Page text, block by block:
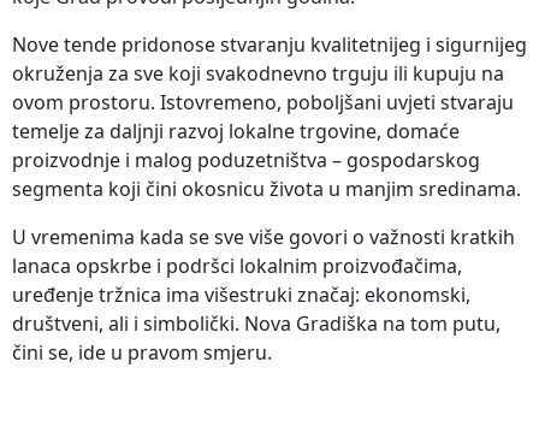
Nove tende pridonose stvaranju kvalitetnijeg i sigurnijeg
okruženja za sve koji svakodnevno trguju ili kupuju na
ovom prostoru. Istovremeno, poboljšani uvjeti stvaraju
temelje za daljnji razvoj lokalne trgovine, domaće
proizvodnje i malog poduzetništva – gospodarskog
segmenta koji čini okosnicu života u manjim sredinama.
U vremenima kada se sve više govori o važnosti kratkih
lanaca opskrbe i podršci lokalnim proizvođačima,
uređenje tržnica ima višestruki značaj: ekonomski,
društveni, ali i simbolički. Nova Gradiška na tom putu,
čini se, ide u pravom smjeru.